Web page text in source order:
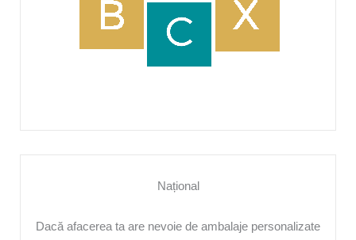
Național
Dacă afacerea ta are nevoie de ambalaje personalizate